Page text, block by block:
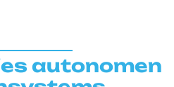
autonomen